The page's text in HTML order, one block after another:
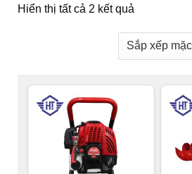
Hiển thị tất cả 2 kết quả